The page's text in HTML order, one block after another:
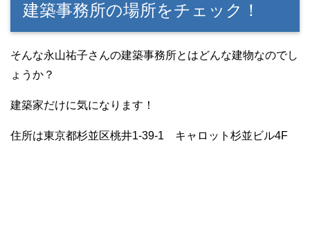
建築事務所の場所をチェック！
そんな永山祐子さんの建築事務所とはどんな建物なのでし
ょうか？
建築家だけに気になります！
住所は東京都杉並区桃井1-39-1 キャロット杉並ビル4F